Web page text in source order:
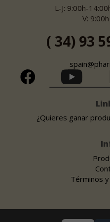
L-J: 9:00h-
V:
( 34) 93
¿Quieres ganar
Términos